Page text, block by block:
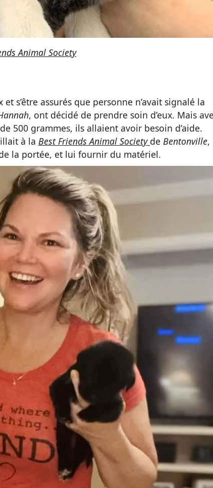
Animal Society
s’être assurés que personne n’avait signalé la
, ont décidé de prendre soin d’eux. Mais
500 grammes, ils allaient avoir besoin d’aide.
à la Best Friends Animal Society de Bentonville,
la portée, et lui fournir du matériel.